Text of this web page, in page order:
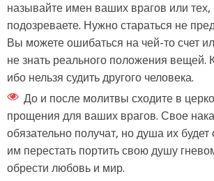
называйте имен ваших врагов или тех,
подозреваете. Нужно стараться не
Вы можете ошибаться на чей-то счет
не знать реального положения вещей.
ибо нельзя судить другого человека.
До и после молитвы сходите в
прощения для ваших врагов. Свое
обязательно получат, но душа их
им перестать портить свою душу
обрести любовь и мир.